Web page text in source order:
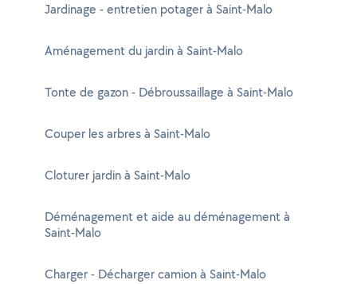
Jardinage - entretien potager à Saint-Malo
Aménagement du jardin à Saint-Malo
Tonte de gazon - Débroussaillage à Saint-Malo
Couper les arbres à Saint-Malo
Cloturer jardin à Saint-Malo
Déménagement et aide au déménagement à
Saint-Malo
Charger - Décharger camion à Saint-Malo